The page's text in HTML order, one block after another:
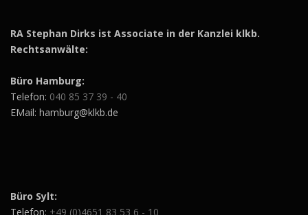
RA Stephan Dirks ist Associate in der Kanzlei klkb.
Rechtsanwälte:
Büro Hamburg:
Telefon: 040 85 37 39 - 40
EMail: hamburg@klkb.de
Büro Sylt:
Telefon: +49 (0)4651 83 53 6 - 10